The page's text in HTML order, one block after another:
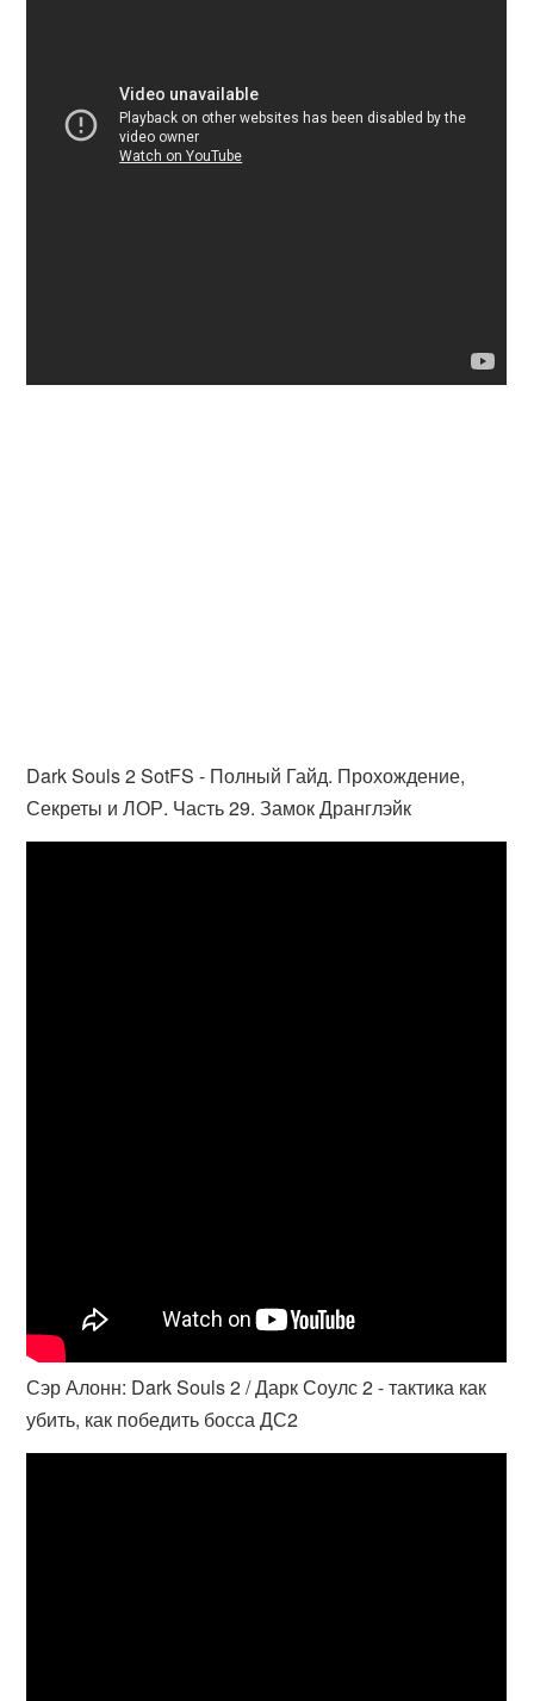
Dark Souls 2 SotFS - Полный Гайд. Прохождение,
Секреты и ЛОР. Часть 29. Замок Дранглэйк
Сэр Алонн: Dark Souls 2 / Дарк Соулс 2 - тактика как
убить, как победить босса ДС2